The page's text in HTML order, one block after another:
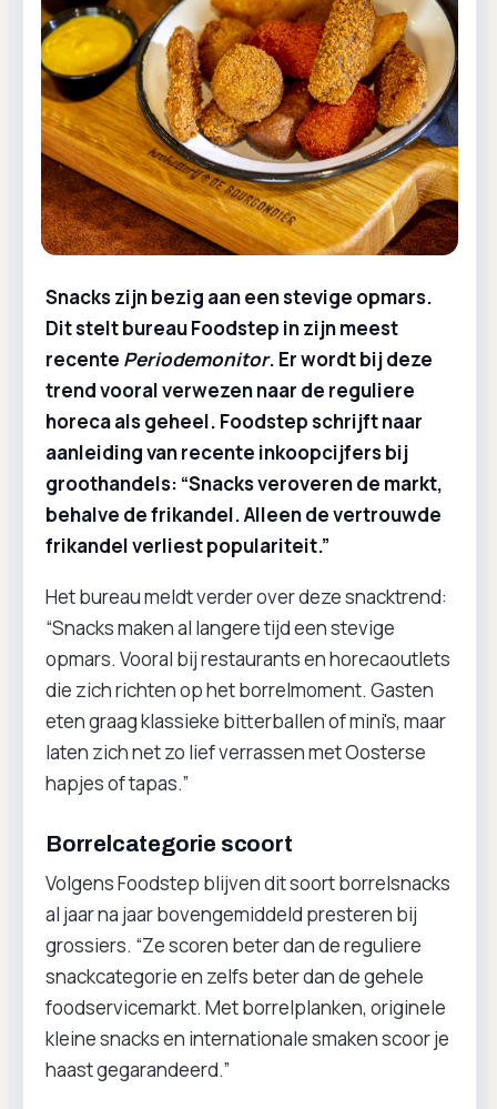
Snacks zijn bezig aan een stevige opmars.
Dit stelt bureau Foodstep in zijn meest
recente Periodemonitor. Er wordt bij deze
trend vooral verwezen naar de reguliere
horeca als geheel. Foodstep schrijft naar
aanleiding van recente inkoopcijfers bij
groothandels: “Snacks veroveren de markt,
behalve de frikandel. Alleen de vertrouwde
frikandel verliest populariteit.”
Het bureau meldt verder over deze snacktrend:
“Snacks maken al langere tijd een stevige
opmars. Vooral bij restaurants en horecaoutlets
die zich richten op het borrelmoment. Gasten
eten graag klassieke bitterballen of mini's, maar
laten zich net zo lief verrassen met Oosterse
hapjes of tapas.”
Borrelcategorie scoort
Volgens Foodstep blijven dit soort borrelsnacks
al jaar na jaar bovengemiddeld presteren bij
grossiers. “Ze scoren beter dan de reguliere
snackcategorie en zelfs beter dan de gehele
foodservicemarkt. Met borrelplanken, originele
kleine snacks en internationale smaken scoor je
haast gegarandeerd.”